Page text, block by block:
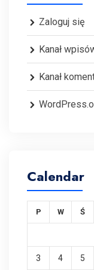
Zaloguj się
Kanał
Kanał
Calendar
P W Ś
3 4 5